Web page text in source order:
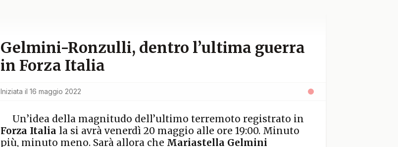
Gelmini-Ronzulli, dentro l’ultima guerra
in Forza Italia
Iniziata il 16 maggio 2022
Un’idea della magnitudo dell’ultimo terremoto registrato in
Forza Italia la si avrà venerdì 20 maggio alle ore 19:00. Minuto
più, minuto meno. Sarà allora che Mariastella Gelmini